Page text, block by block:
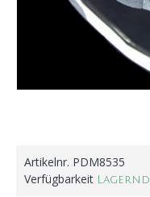
Artikelnr. PDM8535
Verfügbarkeit Lagernd